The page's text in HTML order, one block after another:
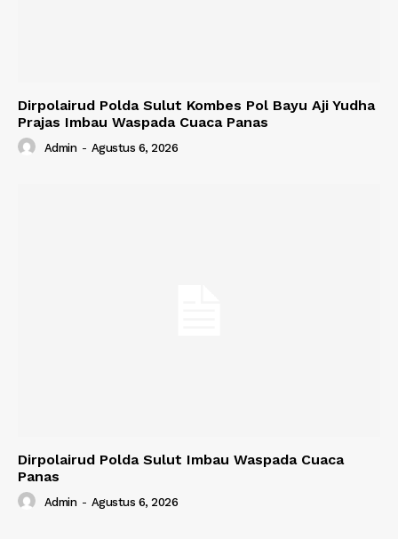
Dirpolairud Polda Sulut Kombes Pol Bayu Aji Yudha
Prajas Imbau Waspada Cuaca Panas
Admin - Agustus 6, 2026
Dirpolairud Polda Sulut Imbau Waspada Cuaca
Panas
Admin - Agustus 6, 2026